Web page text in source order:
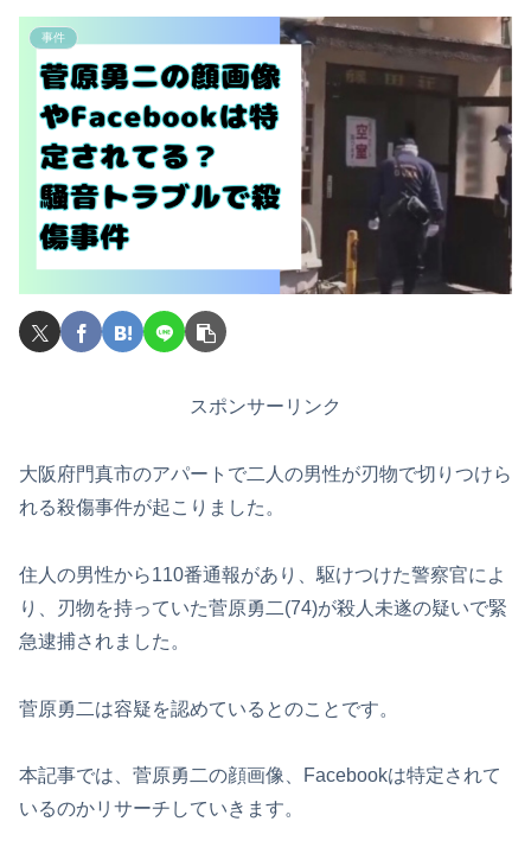
事件
スポンサーリンク
大阪府門真市のアパートで二人の男性が刃物で切りつけら
れる殺傷事件が起こりました。
住人の男性から110番通報があり、駆けつけた警察官によ
り、刃物を持っていた菅原勇二(74)が殺人未遂の疑いで緊
急逮捕されました。
菅原勇二は容疑を認めているとのことです。
本記事では、菅原勇二の顔画像、Facebookは特定されて
いるのかリサーチしていきます。